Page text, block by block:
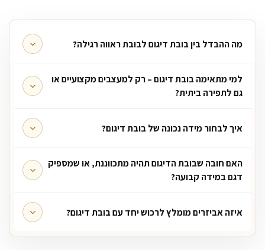
מה ההבדל בין בובת דיגום לבובת ראווה רגילה?
למי מתאימה בובת דיגום – רק למעצבים מקצועיים או
גם לתפירה ביתית?
איך לבחור מידה נכונה של בובת דיגום?
האם חובה שבובת הדיגום תהיה מתכווננת, או שמספיק
דגם במידה קבועה?
איזה אביזרים מומלץ לרכוש יחד עם בובת דיגום?